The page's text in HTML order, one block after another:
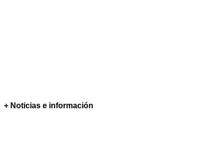
+ Noticias e información